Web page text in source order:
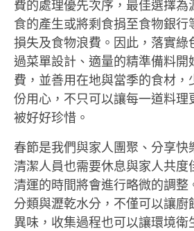
費的處理優先次序，最佳選擇為
食的產生或將剩食捐至食物銀行
損失及食物浪費。因此，落實綠
過菜單設計、適量的精準備料開
費，並善用在地與當季的食材，
份用心，不只可以讓每一道料理
被好好珍惜。
春節是我們與家人團聚、分享快
清潔人員也需要休息與家人共度
清運的時間將會進行略微的調整
分類與瀝乾水分，不僅可以讓廚
異味，收集過程也可以讓環境衛